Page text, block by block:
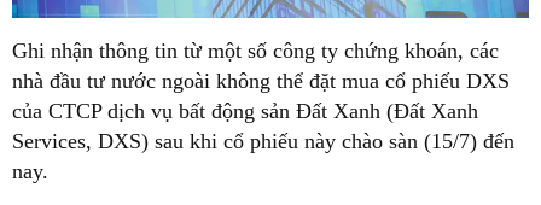
Ghi nhận thông tin từ một số công ty chứng khoán, các
nhà đầu tư nước ngoài không thể đặt mua cổ phiếu DXS
của CTCP dịch vụ bất động sản Đất Xanh (Đất Xanh
Services, DXS) sau khi cổ phiếu này chào sàn (15/7) đến
nay.